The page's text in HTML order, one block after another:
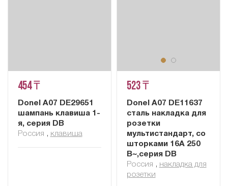
454 ₸
Donel A07 DE29651
шампань клавиша 1-
я, серия DB
Россия , клавиша
523 ₸
Donel A07 DE11637
сталь накладка для
розетки
мультистандарт, со
шторками 16A 250
В~,серия DB
Россия , накладка для
розетки